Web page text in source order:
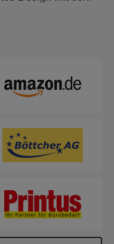
(25
Inkl.
& Notizen mit